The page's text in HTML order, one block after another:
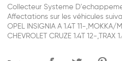
Collecteur Systeme
Affectations sur les véhicules
OPEL INSIGNIA A 1.4T 11-,MOKKA/
CHEVROLET CRUZE 1.4T 12-,TRAX